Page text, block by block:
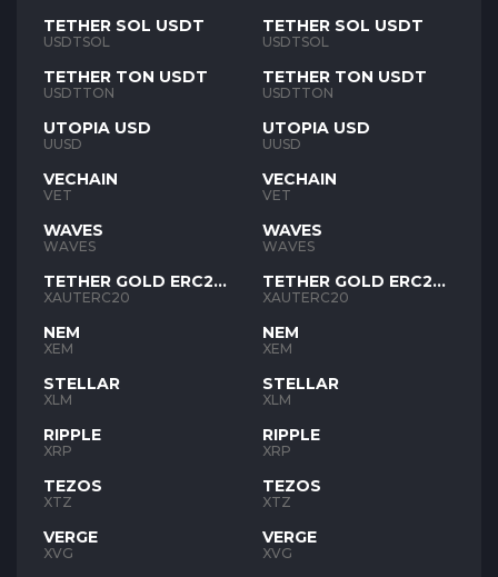
TETHER SOL USDT
USDTSOL
TETHER TON USDT
USDTTON
UTOPIA USD
UUSD
VECHAIN
VET
WAVES
WAVES
TETHER GOLD ERC20
XAUT
XAUTERC20
NEM
XEM
STELLAR
XLM
RIPPLE
XRP
TEZOS
XTZ
VERGE
XVG
TETHER SOL USDT
USDTSOL
TETHER TON USDT
USDTTON
UTOPIA USD
UUSD
VECHAIN
VET
WAVES
WAVES
TETHER GOLD ERC20
XAUT
XAUTERC20
NEM
XEM
STELLAR
XLM
RIPPLE
XRP
TEZOS
XTZ
VERGE
XVG